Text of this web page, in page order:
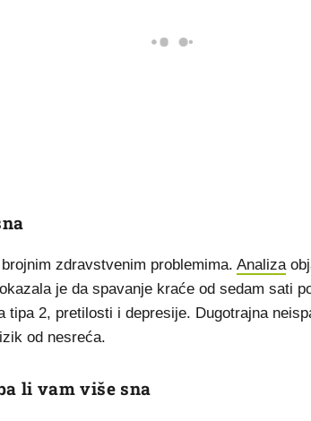
zdravstvenim problemima. Analiza
je da spavanje kraće od sedam sati
tipa 2, pretilosti i depresije. Dugotrajna
od nesreća.
li vam više sna